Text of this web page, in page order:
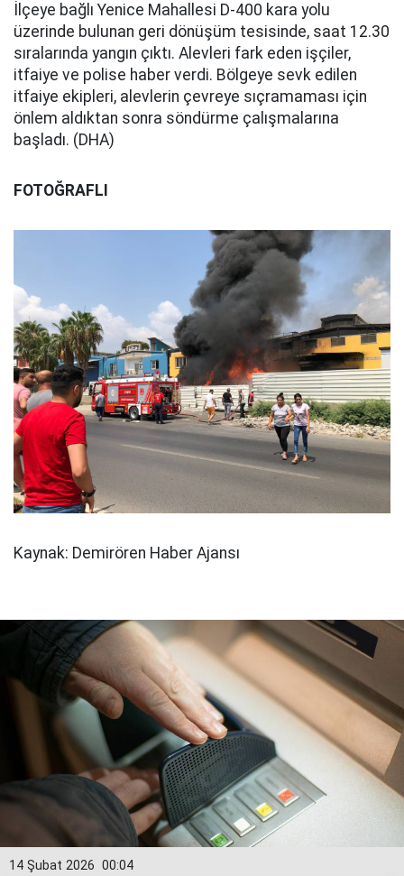
İlçeye bağlı Yenice Mahallesi D-400 kara yolu
üzerinde bulunan geri dönüşüm tesisinde, saat 12.30
sıralarında yangın çıktı. Alevleri fark eden işçiler,
itfaiye ve polise haber verdi. Bölgeye sevk edilen
itfaiye ekipleri, alevlerin çevreye sıçramaması için
önlem aldıktan sonra söndürme çalışmalarına
başladı. (DHA)
FOTOĞRAFLI
Kaynak: Demirören Haber Ajansı
00:04
14 Şubat 2026